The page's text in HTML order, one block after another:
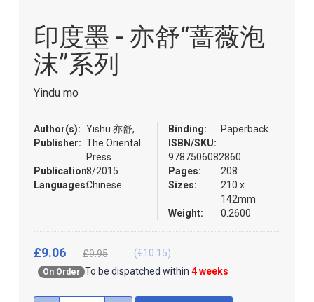
the
beginning
the
images
印度墨 - 亦舒“蔷薇泡
沫”系列
Yindu mo
Author(s): Yishu 亦舒,
Publisher: The Oriental
Press
Publication:8/2015
Languages:Chinese
Binding:
Paperback
ISBN/SKU:
9787506082860
Pages:
208
Sizes:
210 x
142mm
Weight:
0.2600
On Order To be dispatched within 4 weeks
£9.06 £9.95 (€10.15)